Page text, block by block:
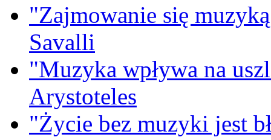
"Zajmowanie się
Savalli
"Muzyka wpływa na
Arystoteles
"Życie bez muzyki jest